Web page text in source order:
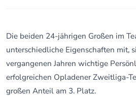
Die beiden 24-jährigen Großen im
unterschiedliche Eigenschaften mit,
vergangenen Jahren wichtige
erfolgreichen Opladener Zweitliga-
großen Anteil am 3. Platz.